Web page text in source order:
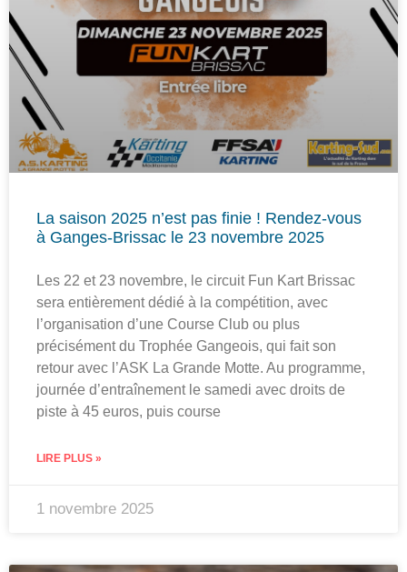
La saison 2025 n’est pas finie ! Rendez-vous
à Ganges-Brissac le 23 novembre 2025
Les 22 et 23 novembre, le circuit Fun Kart Brissac
sera entièrement dédié à la compétition, avec
l’organisation d’une Course Club ou plus
précisément du Trophée Gangeois, qui fait son
retour avec l’ASK La Grande Motte. Au programme,
journée d’entraînement le samedi avec droits de
piste à 45 euros, puis course
LIRE PLUS »
1 novembre 2025